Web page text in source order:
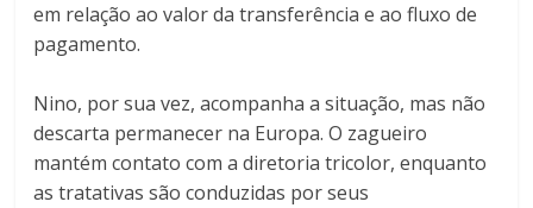
em relação ao valor da transferência e ao fluxo de
pagamento.
Nino, por sua vez, acompanha a situação, mas não
descarta permanecer na Europa. O zagueiro
mantém contato com a diretoria tricolor, enquanto
as tratativas são conduzidas por seus